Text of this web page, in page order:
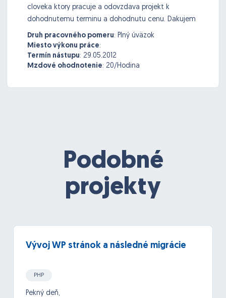
cloveka ktory pracuje a odovzdava projekt k
dohodnutemu terminu a dohodnutu cenu. Dakujem
Druh pracovného pomeru: Plný úväzok
Miesto výkonu práce:
Termín nástupu: 29.05.2012
Mzdové ohodnotenie: 20/Hodina
Podobné
projekty
Vývoj WP stránok a následné migrácie
PHP
Pekný deň,